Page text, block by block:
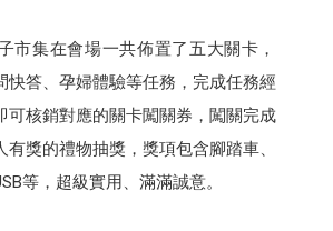
市集在會場一共佈置了五大關卡，
快答、孕婦體驗等任務，完成任務經
可核銷對應的關卡闖關券，闖關完成
獎的禮物抽獎，獎項包含腳踏車、
等，超級實用、滿滿誠意。